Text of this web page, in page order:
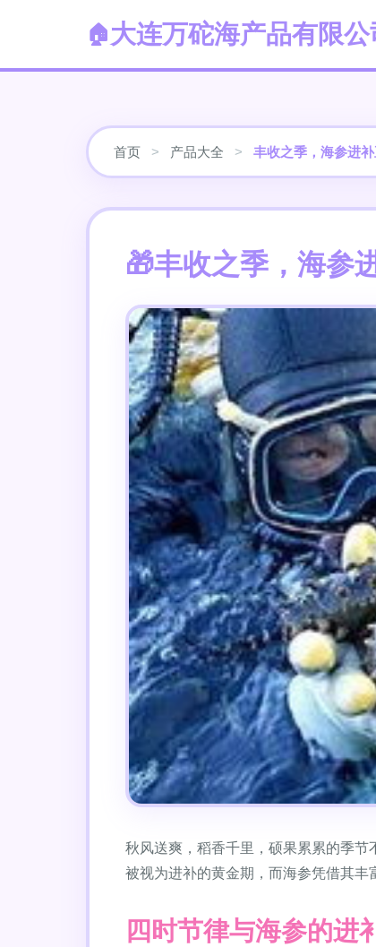
大连万砣海产品有限公
首页 > 产品大全 > 丰收之季，海参进
丰收之季，海参
秋风送爽，稻香千里，硕果累累的季
被视为进补的黄金期，而海参凭借其丰
四时节律与海参的进